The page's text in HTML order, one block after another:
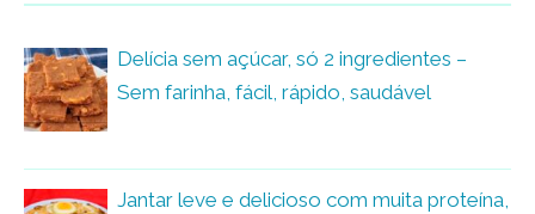
Delícia sem açúcar, só 2 ingredientes –
Sem farinha, fácil, rápido, saudável
Jantar leve e delicioso com muita proteína,